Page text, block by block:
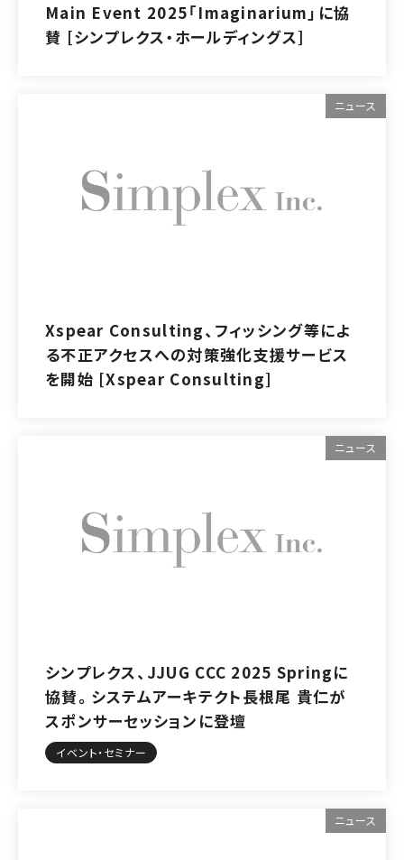
Main Event 2025「Imaginarium」に協
賛 [シンプレクス・ホールディングス]
ニュース
Xspear Consulting、フィッシング等によ
る不正アクセスへの対策強化支援サービス
を開始 [Xspear Consulting]
ニュース
シンプレクス、JJUG CCC 2025 Springに
協賛。システムアーキテクト長根尾 貴仁が
スポンサーセッションに登壇
イベント・セミナー
ニュース